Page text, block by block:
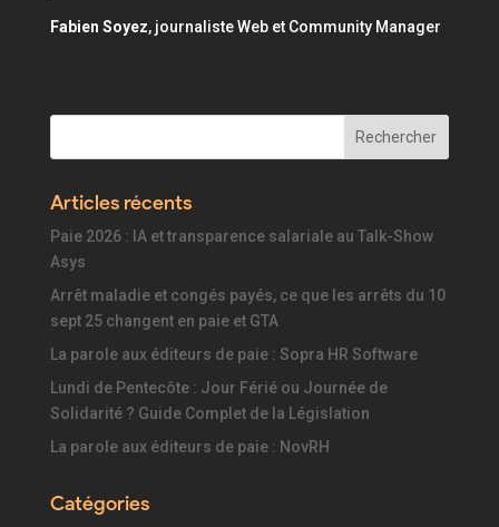
Fabien Soyez, journaliste Web et Community Manager
Articles récents
Paie 2026 : IA et transparence salariale au Talk-Show
Asys
Arrêt maladie et congés payés, ce que les arrêts du 10
sept 25 changent en paie et GTA
La parole aux éditeurs de paie : Sopra HR Software
Lundi de Pentecôte : Jour Férié ou Journée de
Solidarité ? Guide Complet de la Législation
La parole aux éditeurs de paie : NovRH
Catégories